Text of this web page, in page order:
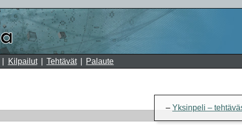
Kilpailut Tehtävät Palaute
Yksinpeli –